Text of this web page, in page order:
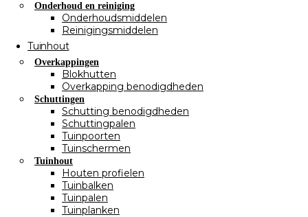
Onderhoud en reiniging
Onderhoudsmiddelen
Reinigingsmiddelen
Tuinhout
Overkappingen
Blokhutten
Overkapping benodigdheden
Schuttingen
Schutting benodigdheden
Schuttingpalen
Tuinpoorten
Tuinschermen
Tuinhout
Houten profielen
Tuinbalken
Tuinpalen
Tuinplanken